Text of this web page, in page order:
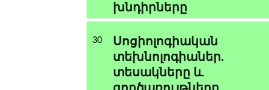
խնդիրները
30
Սոցիոլոգիական
տեխնոլոգիաներ.
տեսակները և